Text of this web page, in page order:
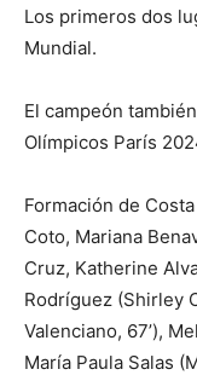
Los primeros dos
Mundial.
El campeón
Olímpicos París
Formación de
Coto, Mariana
Cruz, Katherine
Rodríguez (Shirley
Valenciano, 67’),
María Paula Salas